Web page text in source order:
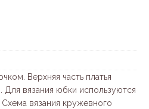
Верхняя часть платья
Для вязания юбки используются
вязания кружевного